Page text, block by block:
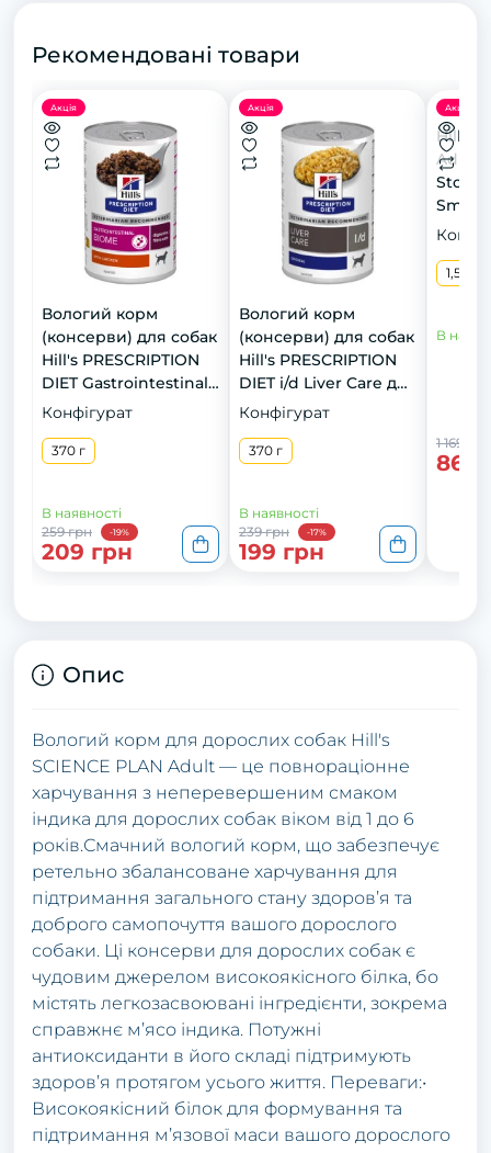
Рекомендовані товари
Акція
Вологий корм
(консерви) для собак
Hill's PRESCRIPTION
DIET Gastrointestinal
Biome для здоров'я
Конфігурат
370 г
В наявності
259 грн
-19%
209 грн
Акція
Вологий корм
(консерви) для собак
Hill's PRESCRIPTION
DIET i/d Liver Care для
підтримки здоров’я
Конфігурат
370 г
В наявності
239 грн
-17%
199 грн
Акція
Hill’s
Adult
корм
1,5 кг
В
1 169 грн
869
Опис
Вологий корм для дорослих собак Hill's
SCIENCE PLAN Adult — це повнораціонне
харчування з неперевершеним смаком
індика для дорослих собак віком від 1 до 6
років.Смачний вологий корм, що забезпечує
ретельно збалансоване харчування для
підтримання загального стану здоров’я та
доброго самопочуття вашого дорослого
собаки. Ці консерви для дорослих собак є
чудовим джерелом високоякісного білка, бо
містять легкозасвоювані інгредієнти, зокрема
справжнє м’ясо індика. Потужні
антиоксиданти в його складі підтримують
здоров’я протягом усього життя. Переваги:•
Високоякісний білок для формування та
підтримання м’язової маси вашого дорослого